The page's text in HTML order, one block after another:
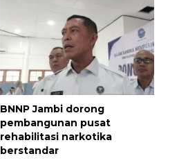
BNNP Jambi dorong
pembangunan pusat
rehabilitasi narkotika
berstandar